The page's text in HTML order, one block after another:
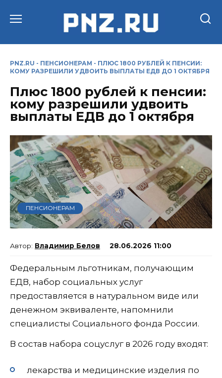
PNZ.RU - ПЕНСИОНЕРАМ - ПЛЮС 1800 РУБЛЕЙ К ПЕНСИИ:
КОМУ РАЗРЕШИЛИ УДВОИТЬ ВЫПЛАТЫ ЕДВ ДО 1 ОКТЯБРЯ
Плюс 1800 рублей к пенсии:
кому разрешили удвоить
выплаты ЕДВ до 1 октября
ПЕНСИОНЕРАМ
Владимир Белов 28.06.2026 11:00
Федеральным льготникам, получающим
ЕДВ, набор социальных услуг
предоставляется в натуральном виде или
денежном эквиваленте, напомнили
специалисты Социального фонда России.
В состав набора соцуслуг в 2026 году входят:
лекарства и медицинские изделия по